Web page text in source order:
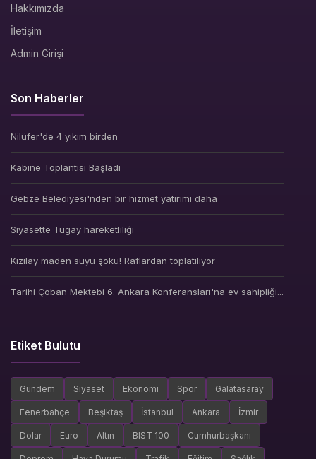
Hakkımızda
İletişim
Admin Girişi
Son Haberler
Nilüfer'de 4 yıkım birden
Kabine Toplantısı Başladı
Gebze Belediyesi'nden bir hizmet yatırımı daha
Siyasette Tugay hareketliliği
Kızılay maden suyu şoku! Raflardan toplatılıyor
Tarihi Çoban Mektebi 6. Ankara Konferansları'na ev sahipliği...
Etiket Bulutu
Gündem Siyaset Ekonomi Spor Galatasaray
Fenerbahçe Beşiktaş İstanbul Ankara İzmir
Dolar Euro Altın BIST 100 Cumhurbaşkanı